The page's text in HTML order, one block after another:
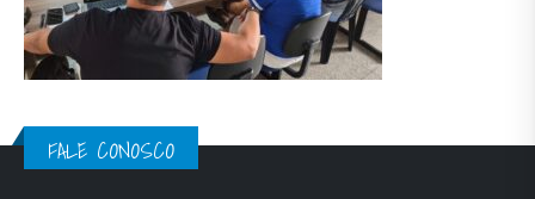
FALE CONOSCO